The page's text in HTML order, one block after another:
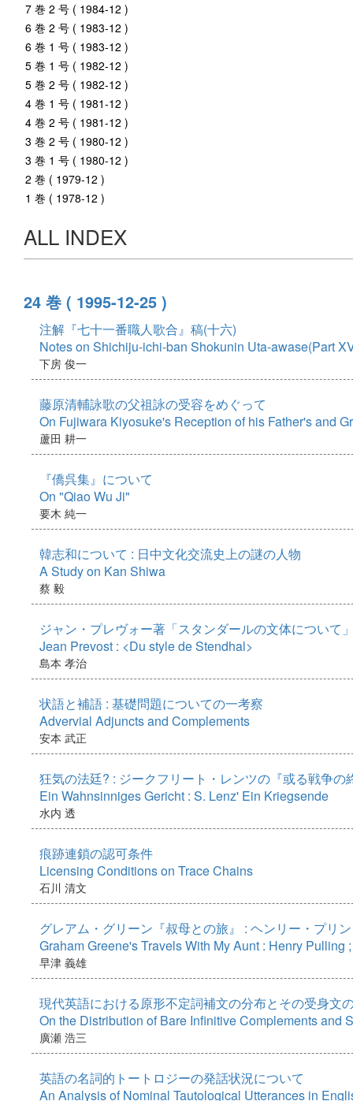
7 巻 2 号 ( 1984-12 )
6 巻 2 号 ( 1983-12 )
6 巻 1 号 ( 1983-12 )
5 巻 1 号 ( 1982-12 )
5 巻 2 号 ( 1982-12 )
4 巻 1 号 ( 1981-12 )
4 巻 2 号 ( 1981-12 )
3 巻 2 号 ( 1980-12 )
3 巻 1 号 ( 1980-12 )
2 巻 ( 1979-12 )
1 巻 ( 1978-12 )
ALL INDEX
24 巻 ( 1995-12-25 )
注解『七十一番職人歌合』稿(十六)
Notes on Shichiju-ichi-ban Shokunin Uta-awase(Part
下房 俊一
藤原清輔詠歌の父祖詠の受容をめぐって
On Fujiwara Kiyosuke's Reception of his Father's and
蘆田 耕一
『僑呉集』について
On "Qiao Wu Ji"
要木 純一
韓志和について : 日中文化交流史上の謎の人物
A Study on Kan Shiwa
蔡 毅
ジャン・プレヴォー著「スタンダールの文体について
Jean Prevost : <Du style de Stendhal>
島本 孝治
状語と補語 : 基礎問題についての一考察
Advervial Adjuncts and Complements
安本 武正
狂気の法廷? : ジークフリート・レンツの『或る戦争の
Ein Wahnsinniges Gericht : S. Lenz' Ein Kriegsende
水内 透
痕跡連鎖の認可条件
Licensing Conditions on Trace Chains
石川 清文
グレアム・グリーン『叔母との旅』 : ヘンリー・プリ
Graham Greene's Travels With My Aunt : Henry Pulling
早津 義雄
現代英語における原形不定詞補文の分布とその受身文
On the Distribution of Bare Infinitive Complements
廣瀬 浩三
英語の名詞的トートロジーの発話状況について
An Analysis of Nominal Tautological Utterances in